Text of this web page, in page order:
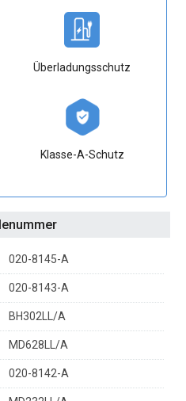
Überladungsschutz
Klasse-A-Schutz
020-8145-A
020-8143-A
BH302LL/A
MD628LL/A
020-8142-A